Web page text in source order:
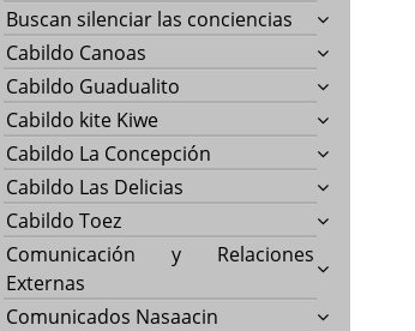
Buscan silenciar las conciencias
Cabildo Canoas
Cabildo Guadualito
Cabildo kite Kiwe
Cabildo La Concepción
Cabildo Las Delicias
Cabildo Toez
Comunicación y Relaciones
Externas
Comunicados Nasaacin